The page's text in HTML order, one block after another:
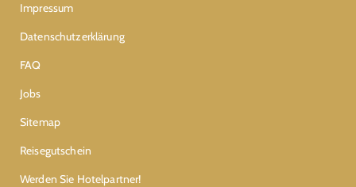
Impressum
Datenschutzerklärung
FAQ
Jobs
Sitemap
Reisegutschein
Werden Sie Hotelpartner!